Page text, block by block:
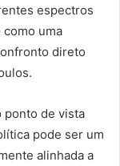
espectros
uma
direto
ponto de vista
pode ser um
alinhada a